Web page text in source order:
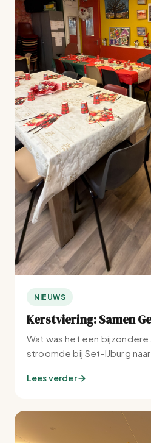
NIEUWS
Kerstviering: Samen
Wat was het een
stroomde bij Set-IJburg naar
Lees verder